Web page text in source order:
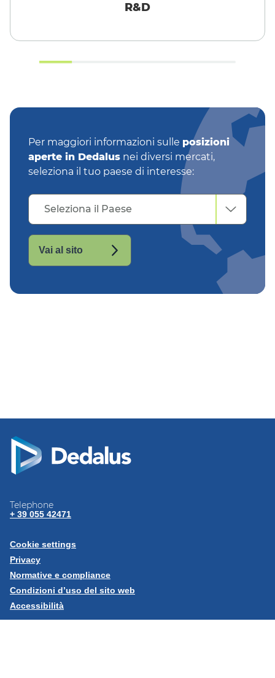
R&D
Per maggiori informazioni sulle posizioni
aperte in Dedalus nei diversi mercati,
seleziona il tuo paese di interesse:
Seleziona
Seleziona il Paese
Vai al sito
Telephone
+ 39 055 42471
Cookie settings
Privacy
Normative e compliance
Condizioni d’uso del sito web
Accessibilità